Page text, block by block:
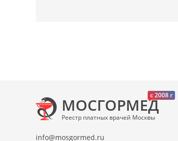
c 2008 г
МОСГОРМЕД
Реестр платных врачей Москвы
info@mosgormed.ru